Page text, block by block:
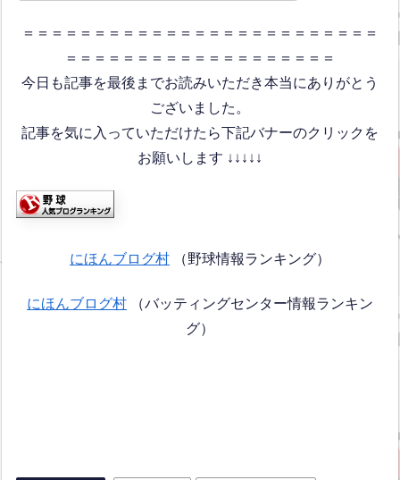
＝＝＝＝＝＝＝＝＝＝＝＝＝＝＝＝＝＝＝＝＝＝＝＝＝
＝＝＝＝＝＝＝＝＝＝＝＝＝＝＝＝＝＝＝
今日も記事を最後までお読みいただき本当にありがとう
ございました。
記事を気に入っていただけたら下記バナーのクリックを
お願いします ↓↓↓↓↓
にほんブログ村 （野球情報ランキング）
にほんブログ村 （バッティングセンター情報ランキン
グ）